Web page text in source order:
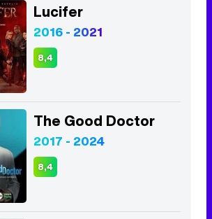
Lucifer
2016 - 2021
8,4
The Good Doctor
2017 - 2024
8,4